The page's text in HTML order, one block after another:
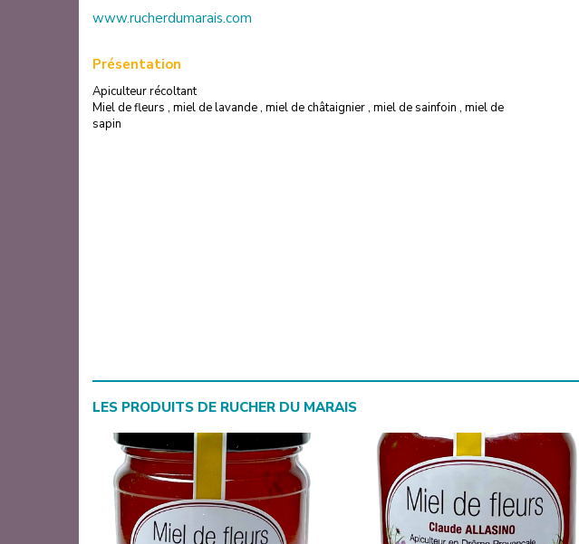
www.rucherdumarais.com
Présentation
Apiculteur récoltant
Miel de fleurs , miel de lavande , miel de châtaignier , miel de sainfoin , miel de
sapin
LES PRODUITS DE RUCHER DU MARAIS